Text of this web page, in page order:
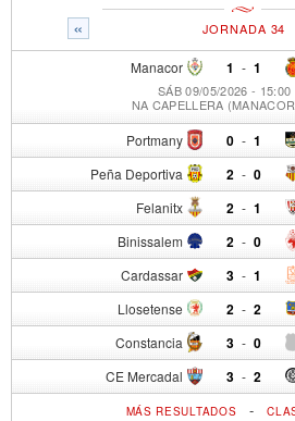
« JORNADA 34
Manacor 1 - 1
SÁB 09/05/2026 - 15:00
NA CAPELLERA
Portmany 0 - 1
Peña Deportiva 2 - 0
Felanitx 2 - 1
Binissalem 2 - 0
Cardassar 3 - 1
Llosetense 2 - 2
Constancia 3 - 0
CE Mercadal 3 - 2
MÁS RESULTADOS -